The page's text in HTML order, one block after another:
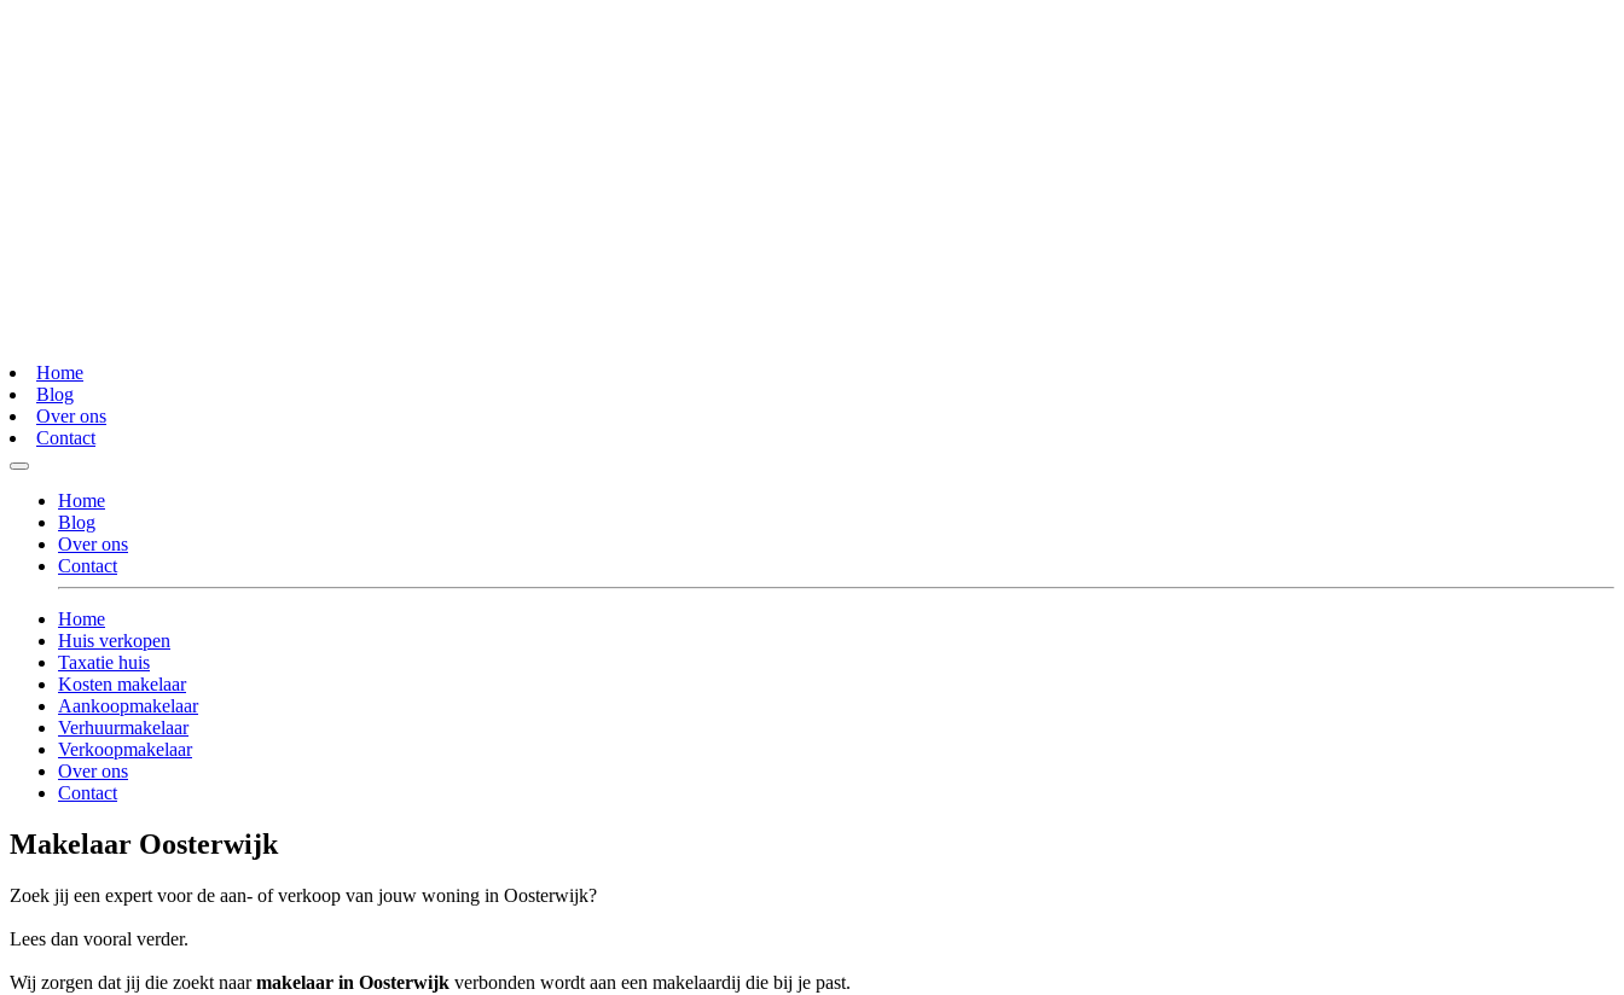
Home
Blog
Over ons
Contact
Home
Blog
Over ons
Contact
Home
Huis verkopen
Taxatie huis
Kosten makelaar
Aankoopmakelaar
Verhuurmakelaar
Verkoopmakelaar
Over ons
Contact
Makelaar Oosterwijk
Zoek jij een expert voor de aan- of verkoop van jouw woning in Oosterwijk?
Lees dan vooral verder.
Wij zorgen dat jij die zoekt naarmakelaar in Oosterwijk verbonden wordt aan een makelaardij die bij je past.